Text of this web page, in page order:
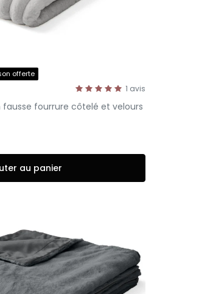
offerte
1 avis
fausse fourrure côtelé et velours
au panier